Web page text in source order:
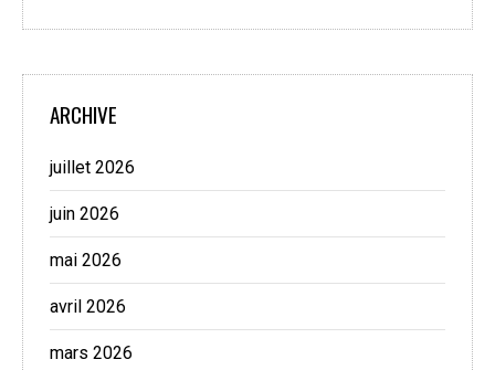
ARCHIVE
juillet 2026
juin 2026
mai 2026
avril 2026
mars 2026